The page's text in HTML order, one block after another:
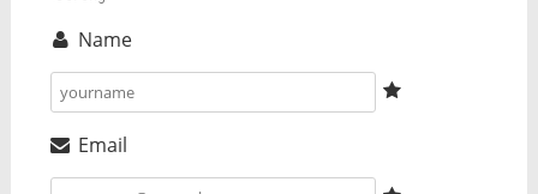
Name
Email